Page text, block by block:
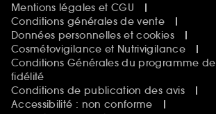
Mentions légales et CGU
Conditions générales de vente
Données personnelles et cookies
Cosmétovigilance et Nutrivigilance
Conditions Générales du programme de
fidélité
Conditions de publication des avis
Accessibilité : non conforme